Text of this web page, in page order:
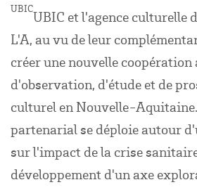
UBICUBIC et l'agence culturelle
L'A, au vu de leur
créer une nouvelle
d'observation, d'étude et de
culturel en Nouvelle-
partenarial se déploie autour
sur l'impact de la crise
développement d'un axe